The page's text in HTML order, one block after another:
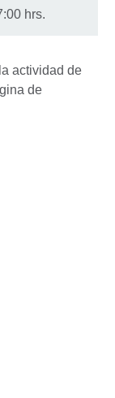
hrs.
actividad de
de